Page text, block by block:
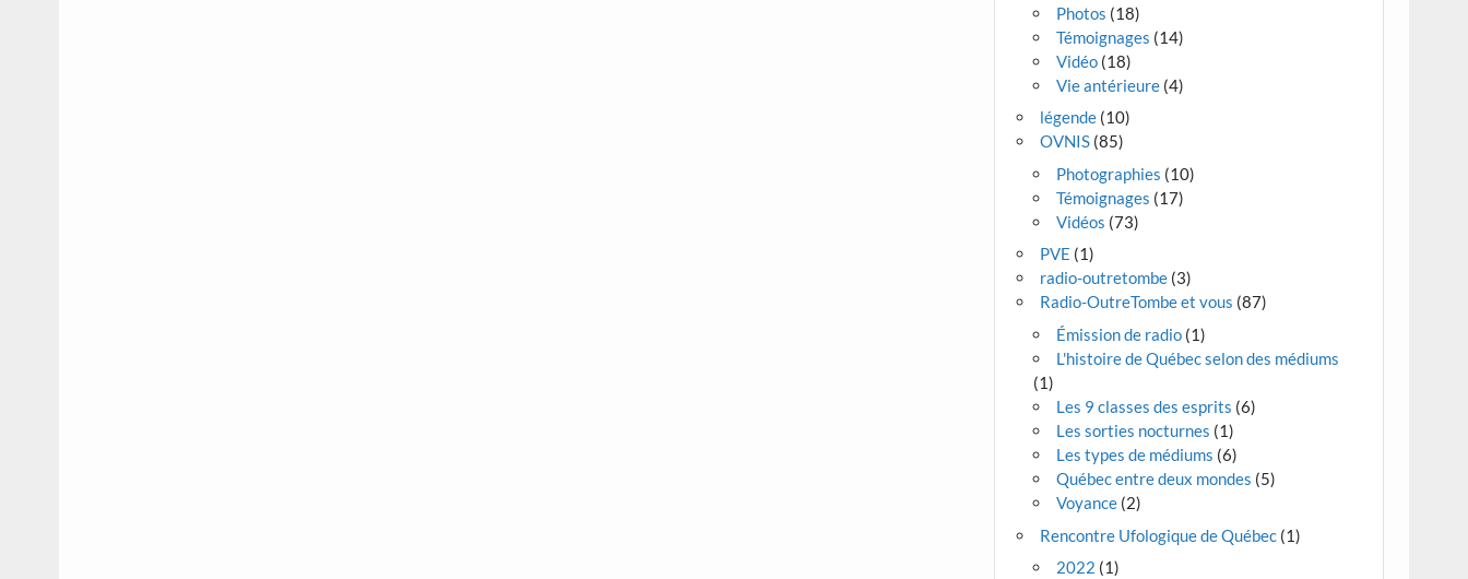
Photos (18)
Témoignages (14)
Vidéo (18)
Vie antérieure (4)
légende (10)
OVNIS (85)
Photographies (10)
Témoignages (17)
Vidéos (73)
PVE (1)
radio-outretombe (3)
Radio-OutreTombe et vous (87)
Émission de radio (1)
L'histoire de Québec selon des médiums
(1)
Les 9 classes des esprits (6)
Les sorties nocturnes (1)
Les types de médiums (6)
Québec entre deux mondes (5)
Voyance (2)
Rencontre Ufologique de Québec (1)
2022 (1)